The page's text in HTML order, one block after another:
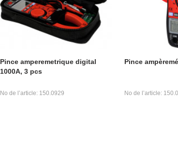
Pince amperemetrique digital
1000A, 3 pcs
No de l’article: 150.0929
Pince
No de l’article: